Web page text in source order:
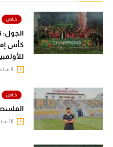
الجول: